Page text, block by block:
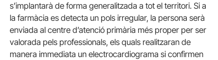
s’implantarà de forma generalitzada a tot el territori. Si a
la farmàcia es detecta un pols irregular, la persona serà
enviada al centre d’atenció primària més proper per ser
valorada pels professionals, els quals realitzaran de
manera immediata un electrocardiograma si confirmen